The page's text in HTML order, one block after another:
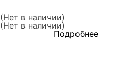
(Нет в наличии)
(Нет в наличии)
Подробнее